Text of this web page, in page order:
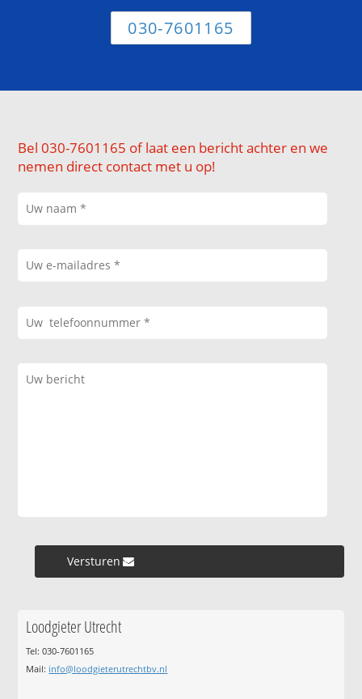
030-7601165
Bel 030-7601165 of laat een bericht achter en we
nemen direct contact met u op!
Versturen »
Loodgieter Utrecht
Tel: 030-7601165
Mail: info@loodgieterutrechtbv.nl